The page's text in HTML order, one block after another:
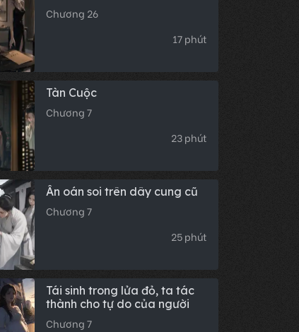
Chương 26
17 phút
Tàn Cuộc
Chương 7
23 phút
Ân oán soi trên dây cung cũ
Chương 7
25 phút
Tái sinh trong lửa đỏ, ta tác
thành cho tự do của người
Chương 7